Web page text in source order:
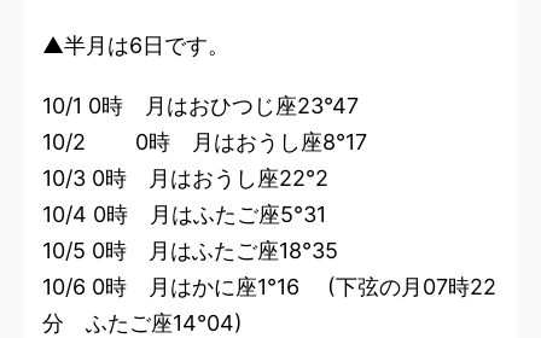
▲半月は6日です。
10/1 0時 月はおひつじ座23°47
10/2 0時 月はおうし座8°17
10/3 0時 月はおうし座22°2
10/4 0時 月はふたご座5°31
10/5 0時 月はふたご座18°35
10/6 0時 月はかに座1°16 (下弦の月07時22
分 ふたご座14°04)